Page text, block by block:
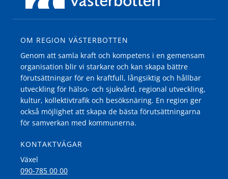
OM REGION VÄSTERBOTTEN
Genom att samla kraft och kompetens i en gemensam
organisation blir vi starkare och kan skapa bättre
förutsättningar för en kraftfull, långsiktig och hållbar
utveckling för hälso- och sjukvård, regional utveckling,
kultur, kollektivtrafik och besöksnäring. En region ger
också möjlighet att skapa de bästa förutsättningarna
för samverkan med kommunerna.
KONTAKTVÄGAR
Växel
090-785 00 00